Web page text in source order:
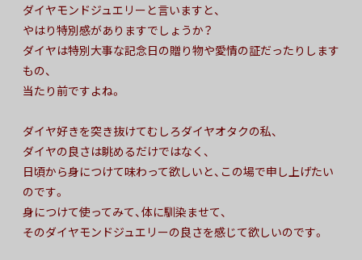
ダイヤモンドジュエリーと言いますと、
やはり特別感がありますでしょうか？
ダイヤは特別大事な記念日の贈り物や愛情の証だったりします
もの、
当たり前ですよね。
ダイヤ好きを突き抜けてむしろダイヤオタクの私、
ダイヤの良さは眺めるだけではなく、
日頃から身につけて味わって欲しいと、この場で申し上げたい
のです。
身につけて使ってみて、体に馴染ませて、
そのダイヤモンドジュエリーの良さを感じて欲しいのです。